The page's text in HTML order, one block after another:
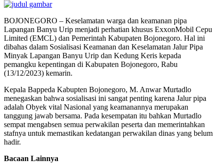
BOJONEGORO – Keselamatan warga dan keamanan pipa
Lapangan Banyu Urip menjadi perhatian khusus ExxonMobil Cepu
Limited (EMCL) dan Pemerintah Kabupaten Bojonegoro. Hal ini
dibahas dalam Sosialisasi Keamanan dan Keselamatan Jalur Pipa
Minyak Lapangan Banyu Urip dan Kedung Keris kepada
pemangku kepentingan di Kabupaten Bojonegoro, Rabu
(13/12/2023) kemarin.
Kepala Bappeda Kabupten Bojonegoro, M. Anwar Murtadlo
menegaskan bahwa sosialisasi ini sangat penting karena Jalur pipa
adalah Obyek vital Nasional yang keamanannya merupakan
tanggung jawab bersama. Pada kesempatan itu bahkan Murtadlo
sempat mengabsen semua perwakilan peserta dan memerintahkan
stafnya untuk memastikan kedatangan perwakilan dinas yang belum
hadir.
Bacaan Lainnya